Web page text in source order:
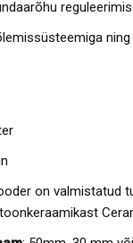
ning
on valmistatud